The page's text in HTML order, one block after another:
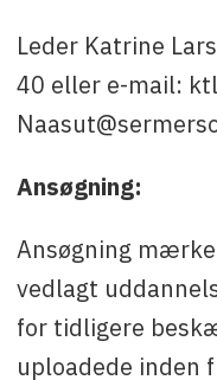
Leder Katrine
40 eller e-mail:
Ansøgning:
Ansøgning
vedlagt
for tidligere
uploadede inden